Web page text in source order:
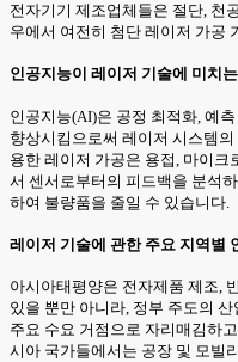
전자기기 제조업체들은 절단, 천
우에서 여전히 첨단 레이저 가공
인공지능이 레이저 기술에 미치
인공지능(AI)은 공정 최적화, 예
향상시킴으로써 레이저 시스템
용한 레이저 가공은 용접, 마이크
서 센서로부터의 피드백을 분석
하여 불량품을 줄일 수 있습니다.
레이저 기술에 관한 주요 지역별
아시아태평양은 전자제품 제조,
있을 뿐만 아니라, 정부 주도의
주요 수요 거점으로 자리매김하
시아 국가들에서는 공장 및 모빌